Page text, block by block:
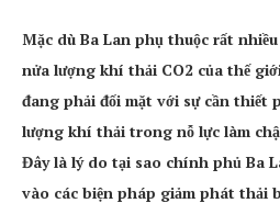
Mặc dù Ba Lan phụ thuộc rất
nửa lượng khí thải CO2 của thế
đang phải đối mặt với sự cần thiết
lượng khí thải trong nỗ lực làm
Đây là lý do tại sao chính phủ Ba
vào các biện pháp giảm phát thải